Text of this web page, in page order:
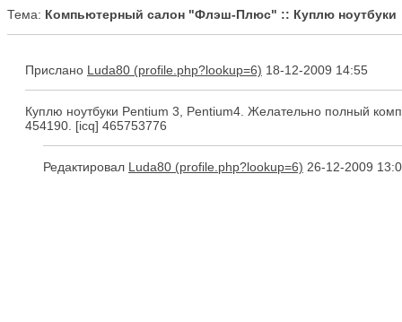
Тема: Компьютерный салон "Флэш-Плюс" :: Куплю ноутбуки
Прислано Luda80 18-12-2009 14:55
Куплю ноутбуки Pentium 3, Pentium4. Желательно полный
454190. [icq] 465753776
Редактировал Luda80 26-12-2009